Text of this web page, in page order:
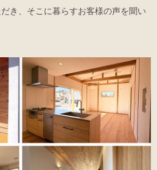
き、そこに暮らすお客様の声を聞い